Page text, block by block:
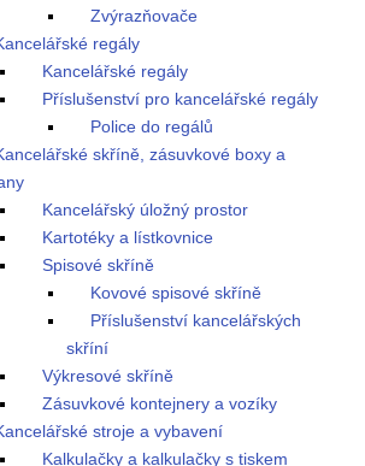
Zvýrazňovače
regály
Kancelářské regály
Příslušenství pro kancelářské regály
Police do regálů
skříně, zásuvkové boxy a
Kancelářský úložný prostor
Kartotéky a lístkovnice
Spisové skříně
Kovové spisové skříně
Příslušenství kancelářských
skříní
Výkresové skříně
Zásuvkové kontejnery a vozíky
stroje a vybavení
Kalkulačky a kalkulačky s tiskem